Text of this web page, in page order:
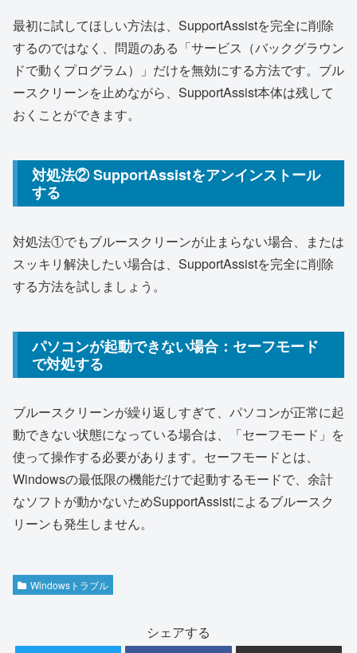
最初に試してほしい方法は、SupportAssistを完全に削除
するのではなく、問題のある「サービス（バックグラウン
ドで動くプログラム）」だけを無効にする方法です。ブル
ースクリーンを止めながら、SupportAssist本体は残して
おくことができます。
対処法② SupportAssistをアンインストール
する
対処法①でもブルースクリーンが止まらない場合、または
スッキリ解決したい場合は、SupportAssistを完全に削除
する方法を試しましょう。
パソコンが起動できない場合：セーフモード
で対処する
ブルースクリーンが繰り返しすぎて、パソコンが正常に起
動できない状態になっている場合は、「セーフモード」を
使って操作する必要があります。セーフモードとは、
Windowsの最低限の機能だけで起動するモードで、余計
なソフトが動かないためSupportAssistによるブルースク
リーンも発生しません。
Windowsトラブル
シェアする